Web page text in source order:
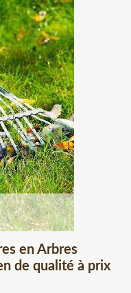
en Arbres
de qualité à prix